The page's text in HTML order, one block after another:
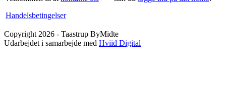
Handelsbetingelser
Copyright 2026 - Taastrup ByMidte
Udarbejdet i samarbejde med Hviid Digital